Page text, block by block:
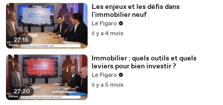
27:15
Les enjeux et les défis dans
l'immobilier neuf
Le Figaro
il y a 4 mois
27:20
Immobilier : quels outils et quels
leviers pour bien investir ?
Le Figaro
il y a 5 mois